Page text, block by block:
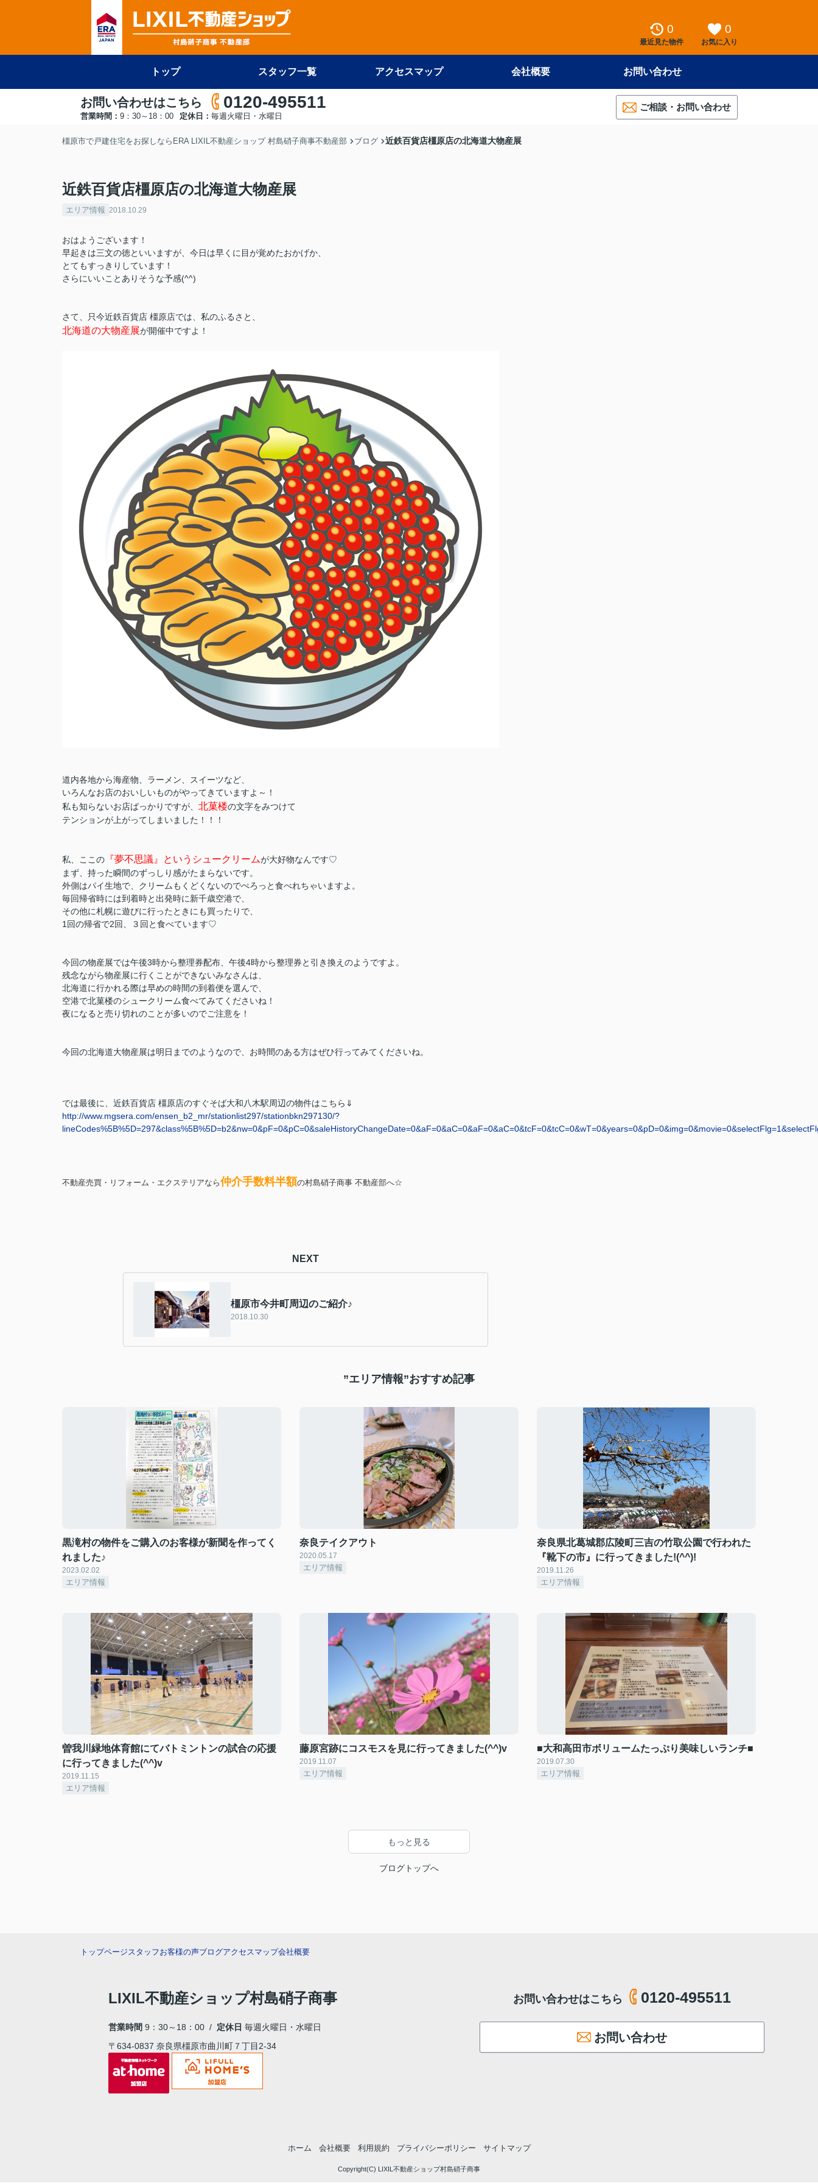
0
最近見た物件
0
お気に入り
トップ スタッフ一覧 アクセスマップ 会社概要 お問い合わせ
お問い合わせはこちら 0120-495511
営業時間： 9：30～18：00 定休日： 毎週火曜日・水曜日
ご相談・お問い合わせ
橿原市で戸建住宅をお探しならERA LIXIL不動産ショップ 村島硝子商事不動産部 ブログ 近鉄百貨店橿原店の北海道大物産展
近鉄百貨店橿原店の北海道大物産展
エリア情報 2018.10.29
おはようございます！
早起きは三文の徳といいますが、今日は早くに目が覚めたおかげか、
とてもすっきりしています！
さらにいいことありそうな予感(^^)
さて、只今近鉄百貨店 橿原店では、私のふるさと、
北海道の大物産展が開催中ですよ！
道内各地から海産物、ラーメン、スイーツなど、
いろんなお店のおいしいものがやってきていますよ～！
私も知らないお店ばっかりですが、 北菓楼の文字をみつけて
テンションが上がってしまいました！！！
私、ここの 『夢不思議』という シュークリームが大好物なんです♡
まず、持った瞬間のずっしり感がたまらないです。
外側はパイ生地で、クリームもくどくないのでぺろっと食べれちゃいますよ。
毎回帰省時には到着時と出発時に新千歳空港で、
その他に札幌に遊びに行ったときにも買ったりで、
1回の帰省で2回、３回と食べています♡
今回の物産展では午後3時から整理券配布、 午後4時から整理券と引き換えのようですよ。
残念ながら物産展に行くことができないみなさんは、
北海道に行かれる際は早めの時間の到着便を選んで、
空港で北菓楼のシュークリーム食べてみてくださいね！
夜になると売り切れのことが多いのでご注意を！
今回の北海道大物産展は明日までのようなので、お時間のある方はぜひ行ってみてくださいね。
では最後に、近鉄百貨店 橿原店のすぐそば大和八木駅周辺の物件はこちら⇓
http://www.mgsera.com/ensen_b2_mr/stationlist297/stationbkn297130/?
不動産売買・リフォーム・エクステリアなら仲介手数料半額の村島硝子商事 不動産部へ☆
NEXT
橿原市今井町周辺のご紹介♪
2018.10.30
”エリア情報”おすすめ記事
黒滝村の物件をご購入のお客様が新聞を作ってく
れました♪
2023.02.02
エリア情報
奈良テイクアウト
2020.05.17
エリア情報
奈良県北葛城郡広陵町三吉の竹取公園で行われた
『靴下の市』に行ってきました!(^^)!
2019.11.26
エリア情報
曽我川緑地体育館にてバトミントンの試合の応援
に行ってきました(^^)v
2019.11.15
エリア情報
藤原宮跡にコスモスを見に行ってきました(^^)v
2019.11.07
エリア情報
■大和高田市ボリュームたっぷり美味しいランチ■
2019.07.30
エリア情報
もっと見る
ブログトップへ
トップページスタッフお客様の声ブログアクセスマップ会社概要
LIXIL不動産ショップ村島硝子商事
営業時間 9：30～18：00 / 定休日 毎週火曜日・水曜日
〒634-0837 奈良県橿原市曲川町７丁目2-34
お問い合わせはこちら 0120-495511
お問い合わせ
ホーム 会社概要 利用規約 プライバシーポリシー サイトマップ
Copyright(C) LIXIL不動産ショップ村島硝子商事